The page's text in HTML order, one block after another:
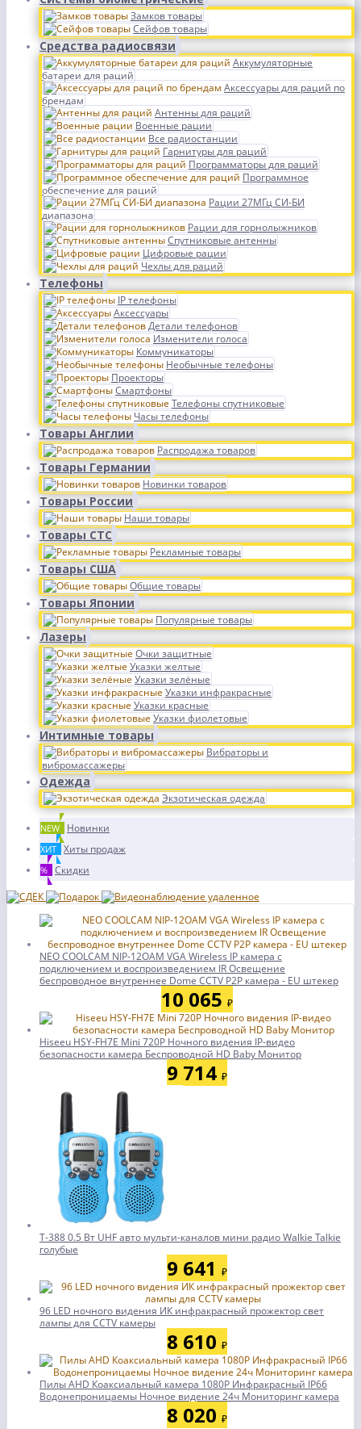
Замков товары
Сейфов товары
Средства радиосвязи
Аккумуляторные
батареи для раций
Аксессуары для раций по
брендам
Антенны для раций
Военные рации
Все радиостанции
Гарнитуры для раций
Программаторы для раций
Программное
обеспечение для раций
Рации 27МГц СИ-БИ
диапазона
Рации для горнолыжников
Спутниковые антенны
Цифровые рации
Чехлы для раций
Телефоны
IP телефоны
Аксессуары
Детали телефонов
Изменители голоса
Коммуникаторы
Необычные телефоны
Проекторы
Смартфоны
Телефоны спутниковые
Часы телефоны
Товары Англии
Распродажа товаров
Товары Германии
Новинки товаров
Товары России
Наши товары
Товары СТС
Рекламные товары
Товары США
Общие товары
Товары Японии
Популярные товары
Лазеры
Очки защитные
Указки желтые
Указки зелёные
Указки инфракрасные
Указки красные
Указки фиолетовые
Интимные товары
Вибраторы и
вибромассажеры
Одежда
Экзотическая одежда
NEW Новинки
ХИТ Хиты продаж
% Скидки
NEO COOLCAM NIP-12OAM VGA Wireless IP камера с
подключением и воспроизведением IR Освещение
беспроводное внутреннее Dome CCTV P2P камера - EU штекер
10 065 ₽
Hiseeu HSY-FH7E Mini 720P Ночного видения IP-видео
безопасности камера Беспроводной HD Baby Монитор
9 714 ₽
T-388 0.5 Вт UHF авто мульти-каналов мини радио Walkie Talkie
голубые
9 641 ₽
96 LED ночного видения ИК инфракрасный прожектор свет
лампы для CCTV камеры
8 610 ₽
Пилы AHD Коаксиальный камера 1080P Инфракрасный IP66
Водонепроницаемы Ночное видение 24ч Мониторинг камера
8 020 ₽